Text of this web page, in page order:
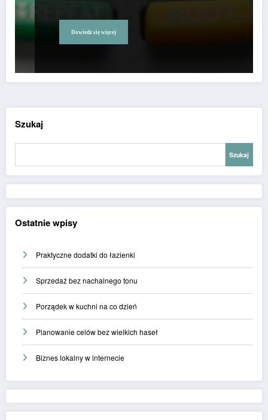
Dowiedz się więcej
Szukaj
Szukaj
Ostatnie wpisy
Praktyczne dodatki do łazienki
Sprzedaż bez nachalnego tonu
Porządek w kuchni na co dzień
Planowanie celów bez wielkich haseł
Biznes lokalny w internecie